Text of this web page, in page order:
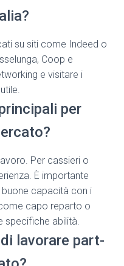
su siti come Indeed o
Coop e
e visitare i
per
Per cassieri o
È importante
capacità con i
capo reparto o
specifiche abilità.
lavorare part-